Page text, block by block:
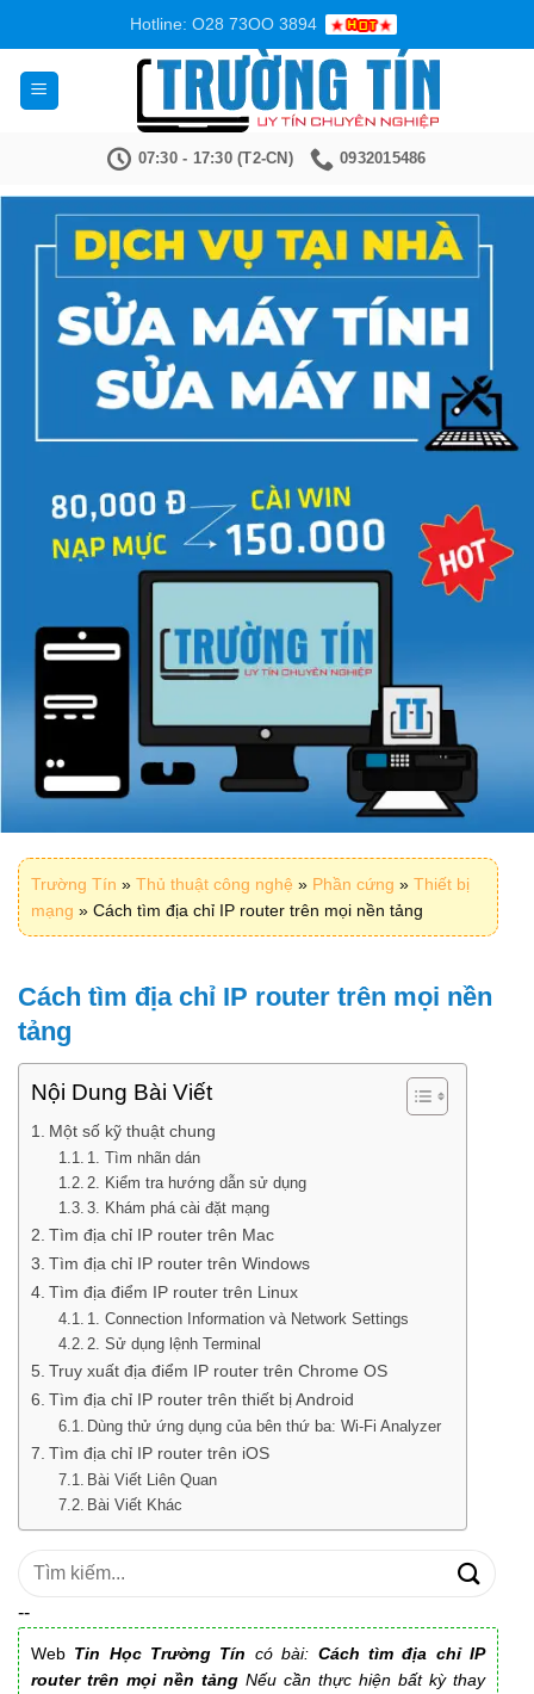
nội
dung
Hotline: O28 73OO 3894
07:30 - 17:30 (T2-CN) 0932015486
Trường Tín » Thủ thuật công nghệ » Phần cứng » Thiết bị
mạng » Cách tìm địa chỉ IP router trên mọi nền tảng
Cách tìm địa chỉ IP router trên mọi nền
tảng
Nội Dung Bài Viết
Một số kỹ thuật chung
1. Tìm nhãn dán
2. Kiểm tra hướng dẫn sử dụng
3. Khám phá cài đặt mạng
Tìm địa chỉ IP router trên Mac
Tìm địa chỉ IP router trên Windows
Tìm địa điểm IP router trên Linux
1. Connection Information và Network Settings
2. Sử dụng lệnh Terminal
Truy xuất địa điểm IP router trên Chrome OS
Tìm địa chỉ IP router trên thiết bị Android
Dùng thử ứng dụng của bên thứ ba: Wi-Fi Analyzer
Tìm địa chỉ IP router trên iOS
Bài Viết Liên Quan
Bài Viết Khác
Tìm
--
Web Tin Học Trường Tín có bài: Cách tìm địa chỉ IP
router trên mọi nền tảng Nếu cần thực hiện bất kỳ thay